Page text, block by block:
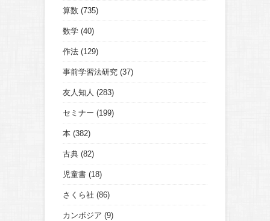
算数 (735)
数学 (40)
作法 (129)
事前学習法研究 (37)
友人知人 (283)
セミナー (199)
本 (382)
古典 (82)
児童書 (18)
さくら社 (86)
カンボジア (9)